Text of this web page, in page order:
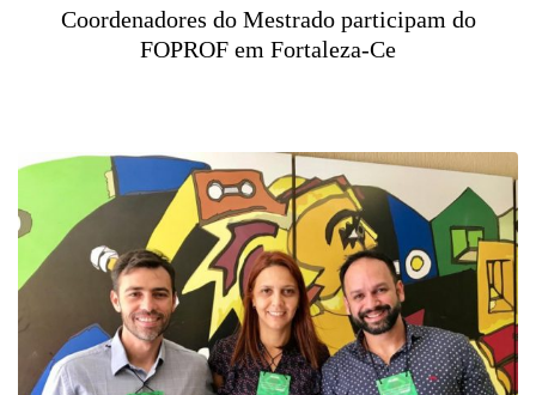
Coordenadores do Mestrado participam do
FOPROF em Fortaleza-Ce